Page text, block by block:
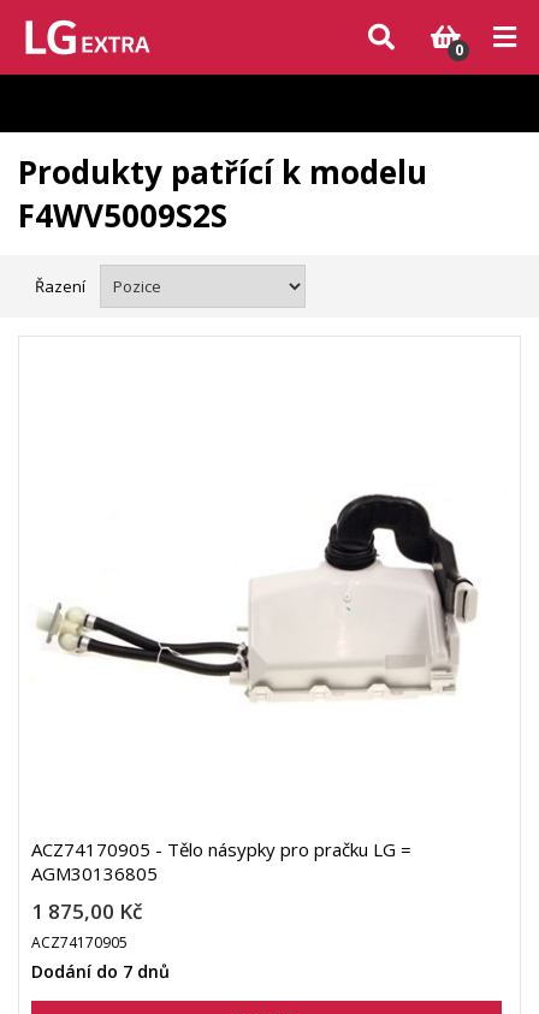
Vzhledem k aktuální situaci se může dodání dílů, které nejsou skladem,
zpozdit. Děkujeme za pochopení.
0
Produkty patřící k modelu
F4WV5009S2S
Řazení
ACZ74170905 - Tělo násypky pro pračku LG =
AGM30136805
1 875,00 Kč
ACZ74170905
Dodání do 7 dnů